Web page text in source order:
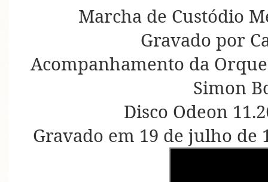
Marcha de Custódio
Gravado por
Acompanhamento da
Simon
Disco Odeon
Gravado em 19 de julho de